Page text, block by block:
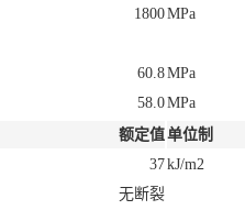
1800MPa
60.8MPa
58.0MPa
额定值单位制
37kJ/m2
无断裂